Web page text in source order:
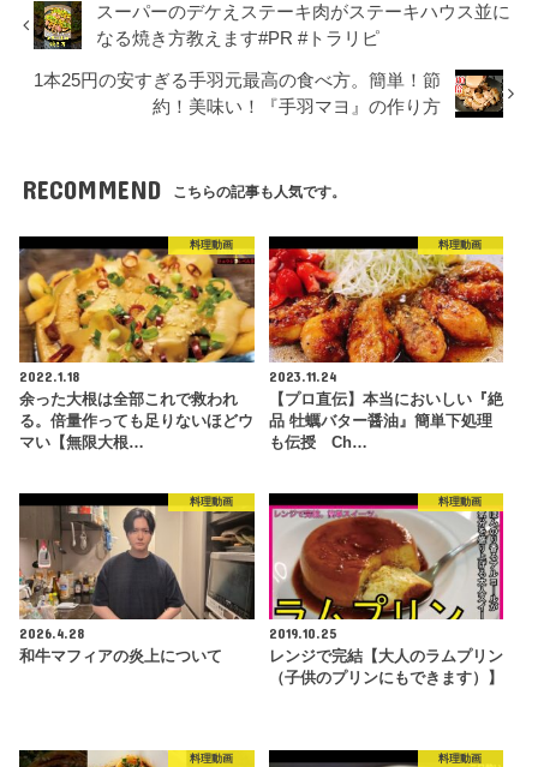
スーパーのデケえステーキ肉がステーキハウス並に
なる焼き方教えます#PR #トラリピ
1本25円の安すぎる手羽元最高の食べ方。簡単！節
約！美味い！『手羽マヨ』の作り方
RECOMMEND こちらの記事も人気です。
料理動画
2022.1.18
余った大根は全部これで救われ
る。倍量作っても足りないほどウ
マい【無限大根…
料理動画
2023.11.24
【プロ直伝】本当においしい『絶
品 牡蠣バター醤油』簡単下処理
も伝授 Ch…
料理動画
2026.4.28
和牛マフィアの炎上について
料理動画
2019.10.25
レンジで完結【大人のラムプリン
（子供のプリンにもできます）】
料理動画 料理動画